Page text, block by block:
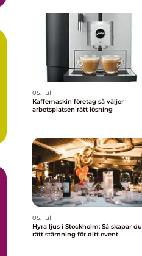
05. jul
Kaffemaskin företag så väljer
arbetsplatsen rätt lösning
05. jul
Hyra ljus i Stockholm: Så skapar du
rätt stämning för ditt event